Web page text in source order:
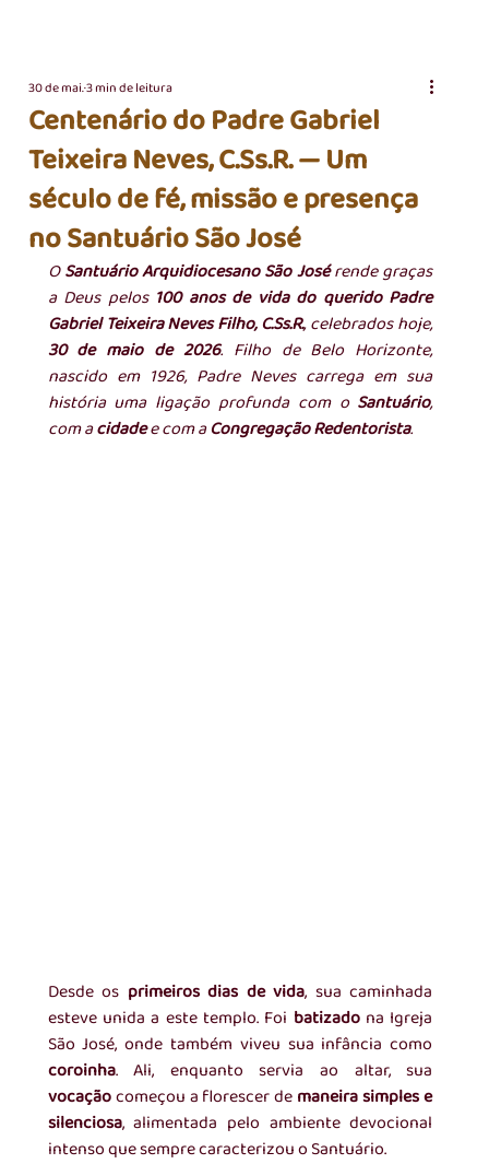
Centenário do Padre Gabriel
Teixeira Neves, C.Ss.R. — Um
século de fé, missão e presença
no Santuário São José
30 de mai.3 min de leitura
O Santuário Arquidiocesano São José rende graças
a Deus pelos 100 anos de vida do querido Padre
Gabriel Teixeira Neves Filho, C.Ss.R.
, celebrados hoje,
30 de maio de 2026. Filho de Belo Horizonte,
nascido em 1926, Padre Neves carrega em sua
história uma ligação profunda com o Santuário,
com a cidade e com a Congregação Redentorista.
Desde os primeiros dias de vida, sua caminhada
esteve unida a este templo. Foi batizado na Igreja
coroinha
vocação começou a florescer de maneira simples e
silenciosa, alimentada pelo ambiente devocional
intenso que sempre caracterizou o Santuário.